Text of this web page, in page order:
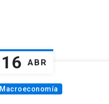
16 ABR
Macroeconomía